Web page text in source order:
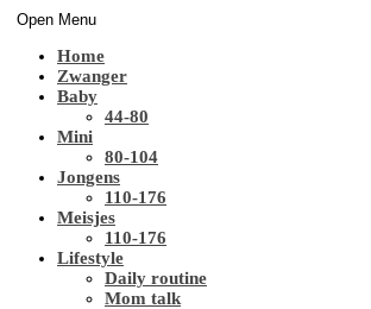
Open Menu
Home
Zwanger
Baby
44-80
Mini
80-104
Jongens
110-176
Meisjes
110-176
Lifestyle
Daily routine
Mom talk